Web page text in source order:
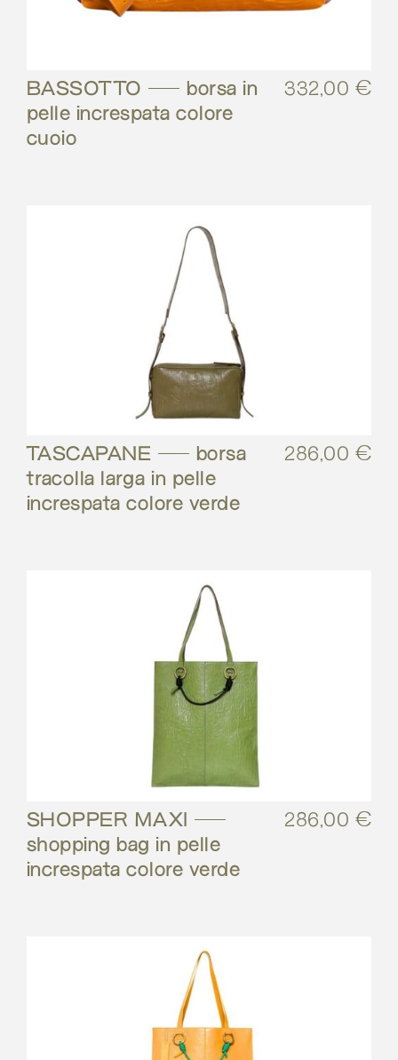
BASSOTTO – borsa in
pelle increspata colore
cuoio
332,00 €
TASCAPANE – borsa
tracolla larga in pelle
increspata colore verde
286,00 €
SHOPPER MAXI –
shopping bag in pelle
increspata colore verde
286,00 €